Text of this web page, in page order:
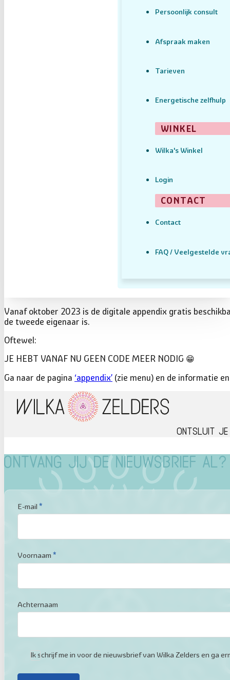
Persoonlijk consult
Afspraak maken
Tarieven
Energetische zelfhulp
WINKEL
Wilka's Winkel
Login
CONTACT
Contact
FAQ / Veelgestelde
Vanaf oktober 2023 is de digitale appendix gratis
de tweede eigenaar is.
Oftewel:
JE HEBT VANAF NU GEEN CODE MEER NODIG 😁
Ga naar de pagina ‘appendix’ (zie menu) en de informatie
Ontsluit je
Ontvang jij de nieuwsbrief al?
Sectie
E-mail *
Voornaam *
Achternaam
Ik schrijf me in voor de nieuwsbrief van Wilka Zelders en ga